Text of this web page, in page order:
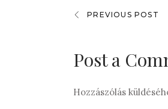
PREVIOUS POST
Post a
Hozzászólás